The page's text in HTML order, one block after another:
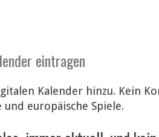
eintragen
Kalender hinzu. Kein
europäische Spiele.